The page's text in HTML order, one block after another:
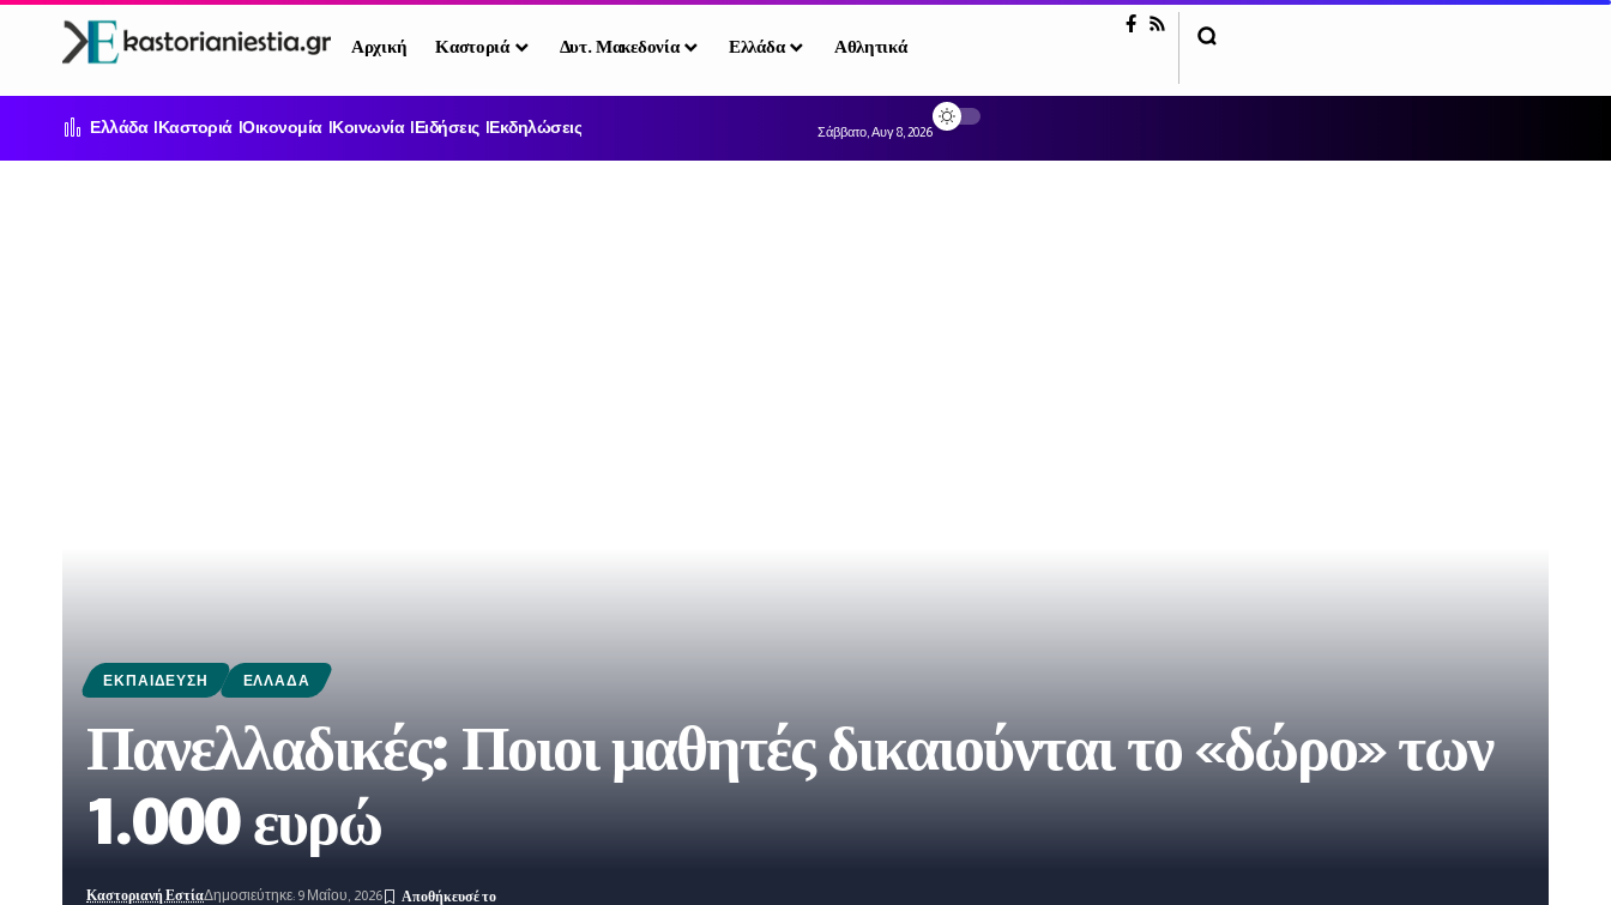
Αρχική Καστοριά Δυτ. Μακεδονία Ελλάδα Αθλητικά
Ελλάδα Καστοριά Οικονομία Κοινωνία Ειδήσεις Εκδηλώσεις Σάββατο, Αυγ 8, 2026
ΕΚΠΑΊΔΕΥΣΗ ΕΛΛΆΔΑ
Πανελλαδικές: Ποιοι μαθητές δικαιούνται το «δώρο» των
1.000 ευρώ
Καστοριανή ΕστίαΔημοσιεύτηκε: 9 Μαΐου, 2026